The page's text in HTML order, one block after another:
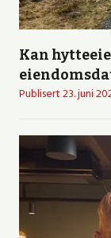
Kan
Publisert23. juni